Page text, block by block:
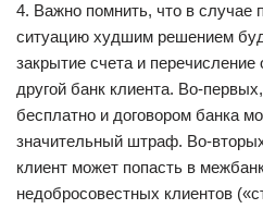
4. Важно помнить, что в случае
ситуацию худшим решением
закрытие счета и перечисление
другой банк клиента. Во-
бесплатно и договором банка
значительный штраф. Во-
клиент может попасть в
недобросовестных клиентов